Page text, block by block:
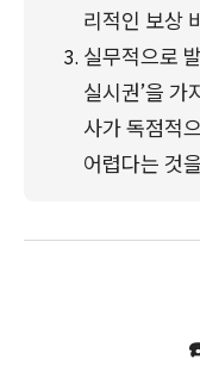
리적인 보상
실무적으로
실시권’을 가
사가 독점적
어렵다는 것